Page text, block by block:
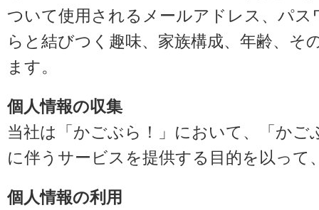
ついて使用されるメールアドレス、パ
らと結びつく趣味、家族構成、年齢、そ
ます。
個人情報の収集
当社は「かごぶら！」において、「か
に伴うサービスを提供する目的を以って
個人情報の利用